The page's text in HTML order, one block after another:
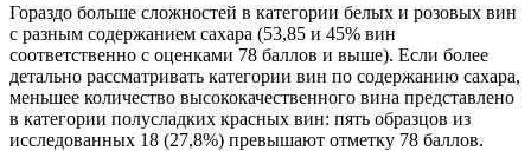
Гораздо больше сложностей в категории белых и розовых вин
с разным содержанием сахара (53,85 и 45% вин
соответственно с оценками 78 баллов и выше). Если более
детально рассматривать категории вин по содержанию сахара,
меньшее количество высококачественного вина представлено
в категории полусладких красных вин: пять образцов из
исследованных 18 (27,8%) превышают отметку 78 баллов.